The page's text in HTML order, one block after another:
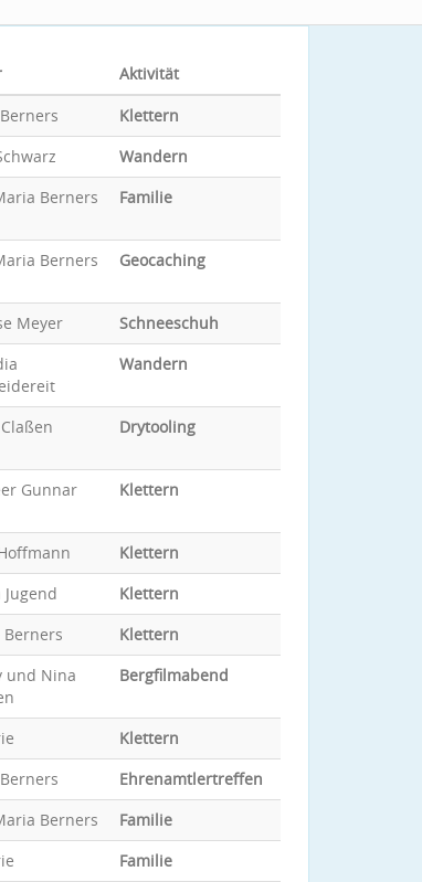
Aktivität
Klettern
Wandern
Berners Familie
Berners Geocaching
Meyer
Schneeschuh
Wandern
Drytooling
Gunnar
Klettern
Klettern
Jugend
Klettern
Berners
Klettern
und Nina
Bergfilmabend
Klettern
Ehrenamtlertreffen
Berners
Familie
Familie